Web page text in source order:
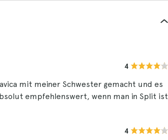
4
mit meiner Schwester gemacht und es
empfehlenswert, wenn man in Split ist
4